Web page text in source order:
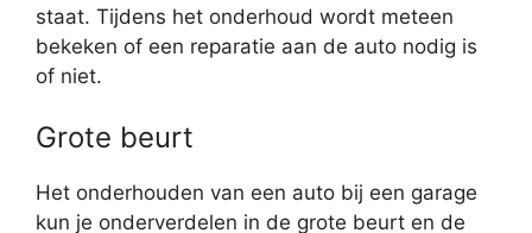
staat. Tijdens het onderhoud wordt meteen
bekeken of een reparatie aan de auto nodig is
of niet.
Grote beurt
Het onderhouden van een auto bij een garage
kun je onderverdelen in de grote beurt en de